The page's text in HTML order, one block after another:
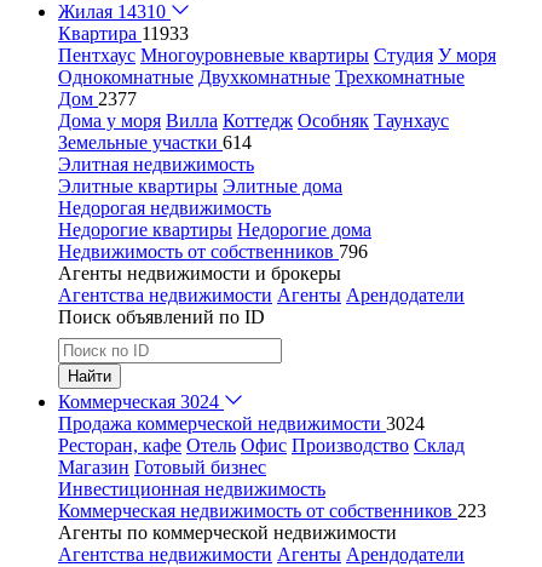
Жилая 14310
Квартира 11933
Пентхаус Многоуровневые квартиры Студия У моря
Однокомнатные Двухкомнатные Трехкомнатные
Дом 2377
Дома у моря Вилла Коттедж Особняк Таунхаус
Земельные участки 614
Элитная недвижимость
Элитные квартиры Элитные дома
Недорогая недвижимость
Недорогие квартиры Недорогие дома
Недвижимость от собственников 796
Агенты недвижимости и брокеры
Агентства недвижимости Агенты Арендодатели
Поиск объявлений по ID
Найти
Коммерческая 3024
Продажа коммерческой недвижимости 3024
Ресторан, кафе Отель Офис Производство Склад
Магазин Готовый бизнес
Инвестиционная недвижимость
Коммерческая недвижимость от собственников 223
Агенты по коммерческой недвижимости
Агентства недвижимости Агенты Арендодатели